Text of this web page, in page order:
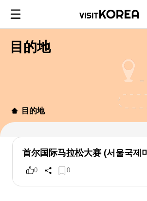
目的地
目的地
首尔国际马拉松大赛 (서울국제
0 0